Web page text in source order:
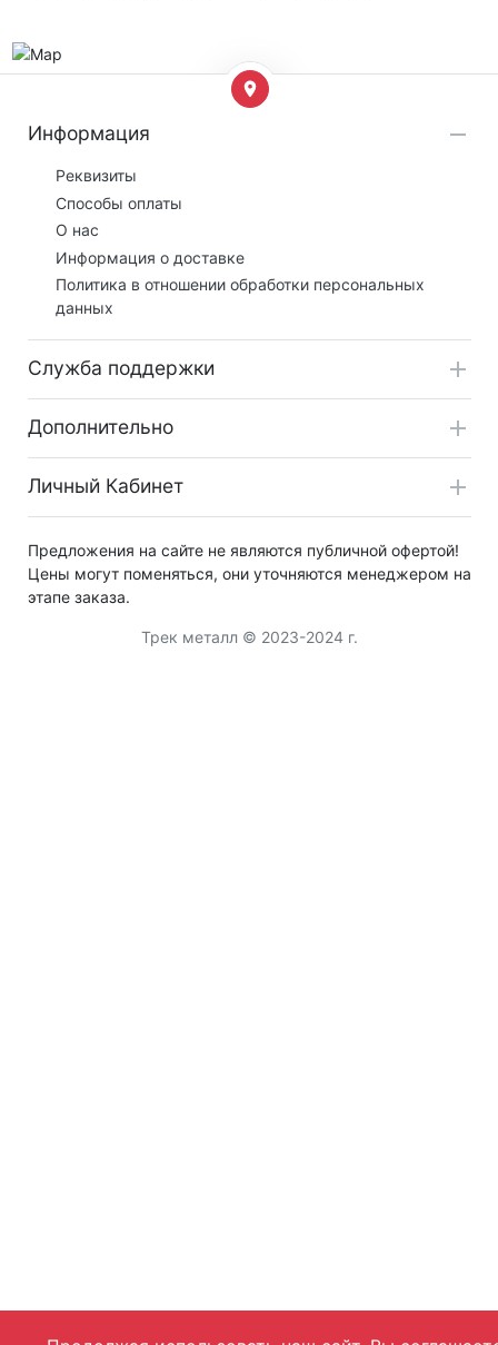
Информация
Реквизиты
Способы оплаты
О нас
Информация о доставке
Политика в отношении обработки персональных
данных
Служба поддержки
Дополнительно
Личный Кабинет
Предложения на сайте не являются публичной офертой!
Цены могут поменяться, они уточняются менеджером на
этапе заказа.
Трек металл © 2023-2024 г.